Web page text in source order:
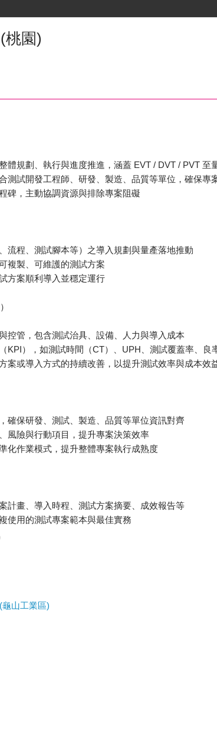
桃園)
體規劃、執行與進度推進，涵蓋 EVT / DVT / PVT 至
測試開發工程師、研發、製造、品質等單位，確保專
碑，主動協調資源與排除專案阻礙
流程、測試腳本等）之導入規劃與量產落地推動
複製、可維護的測試方案
方案順利導入並穩定運行
控管，包含測試治具、設備、人力與導入成本
KPI），如測試時間（CT）、UPH、測試覆蓋率、良
案或導入方式的持續改善，以提升測試效率與成本效
確保研發、測試、製造、品質等單位資訊對齊
風險與行動項目，提升專案決策效率
化作業模式，提升整體專案執行成熟度
計畫、導入時程、測試方案摘要、成效報告等
使用的測試專案範本與最佳實務
山工業區)